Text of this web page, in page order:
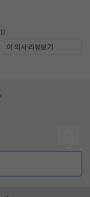
1)
이 의사 리뷰보기